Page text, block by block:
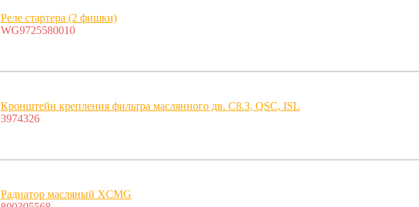
Реле стартера (2 фишки)
WG9725580010
Кронштейн крепления фильтра маслянного дв. C8.3, QSC, ISL
3974326
Радиатор масляный XCMG